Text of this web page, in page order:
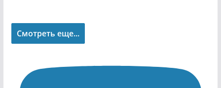
Смотреть еще...